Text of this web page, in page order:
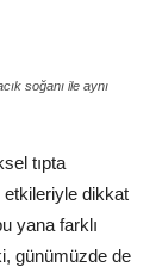
soğanı ile aynı
tıpta
dikkat
yana farklı
günümüzde de